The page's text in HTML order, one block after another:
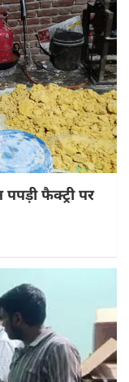
फैक्ट्री पर